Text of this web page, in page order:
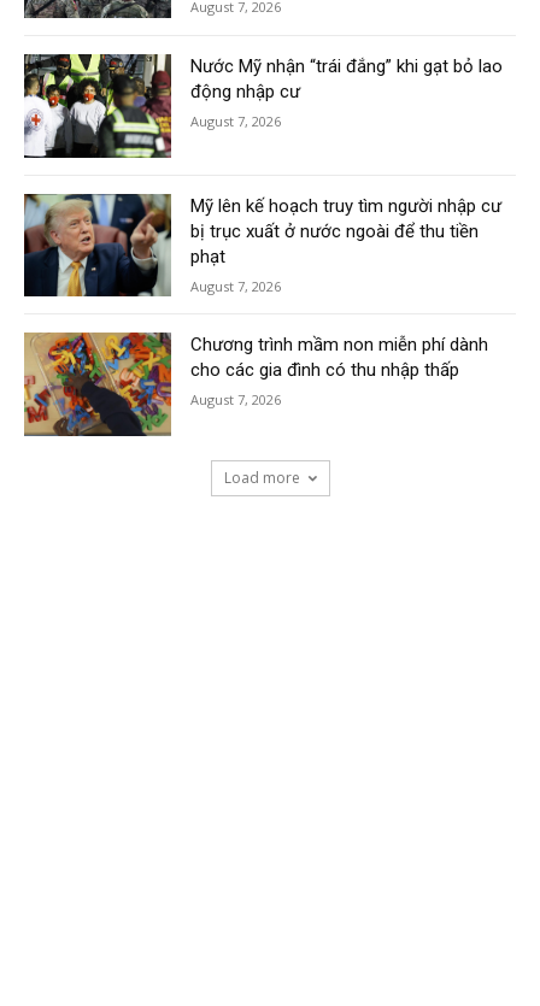
August 7, 2026
Nước Mỹ nhận “trái đắng” khi gạt bỏ lao
động nhập cư
August 7, 2026
Mỹ lên kế hoạch truy tìm người nhập cư
bị trục xuất ở nước ngoài để thu tiền
phạt
August 7, 2026
Chương trình mầm non miễn phí dành
cho các gia đình có thu nhập thấp
August 7, 2026
Load more